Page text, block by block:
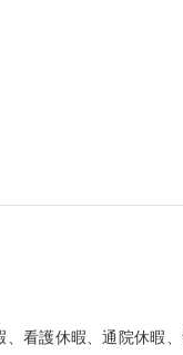
看護休暇、通院休暇、